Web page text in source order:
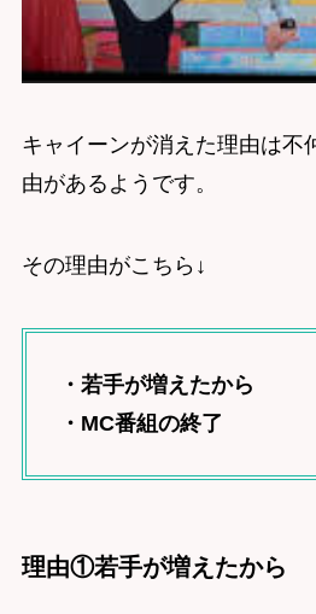
キャイーンが消えた理由は不
由があるようです。
その理由がこちら↓
・若手が増えたから
・MC番組の終了
理由①若手が増えたから